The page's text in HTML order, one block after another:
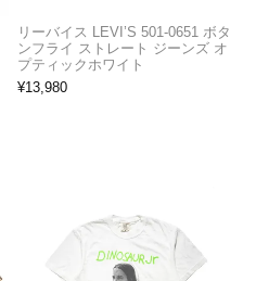
リーバイス LEVI’S 501-0651 ボタ
ンフライ ストレート ジーンズ オ
プティックホワイト
¥13,980